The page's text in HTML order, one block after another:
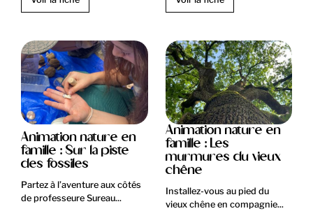
Animation nature en
famille : Sur la piste
des fossiles
Partez à l’aventure aux côtés
de professeure Sureau...
Animation nature en
famille : Les
murmures du vieux
chêne
Installez-vous au pied du
vieux chêne en compagnie...